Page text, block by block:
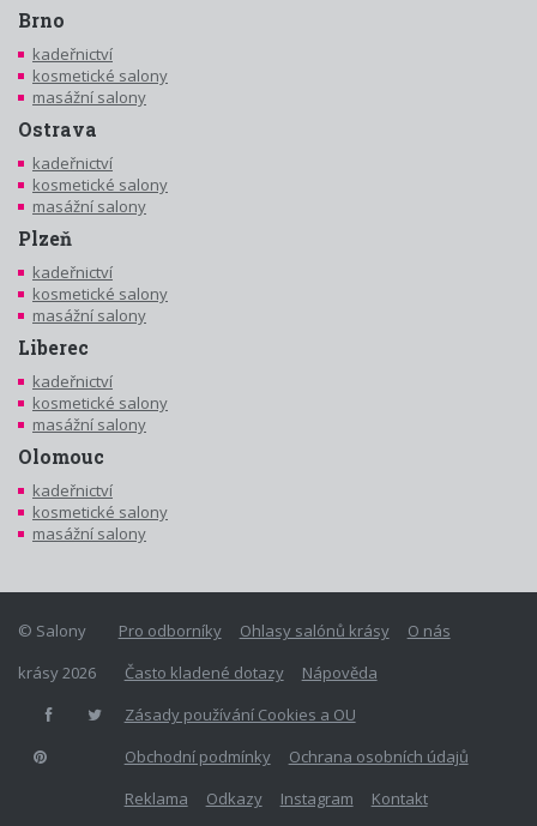
Brno
kadeřnictví
kosmetické salony
masážní salony
Ostrava
kadeřnictví
kosmetické salony
masážní salony
Plzeň
kadeřnictví
kosmetické salony
masážní salony
Liberec
kadeřnictví
kosmetické salony
masážní salony
Olomouc
kadeřnictví
kosmetické salony
masážní salony
Pro odborníky Ohlasy salónů krásy
O nás
Často kladené dotazy
Nápověda
Zásady používání Cookies a OU
Obchodní podmínky
Ochrana osobních údajů
Reklama
Odkazy Instagram Kontakt
© Salony
krásy 2026